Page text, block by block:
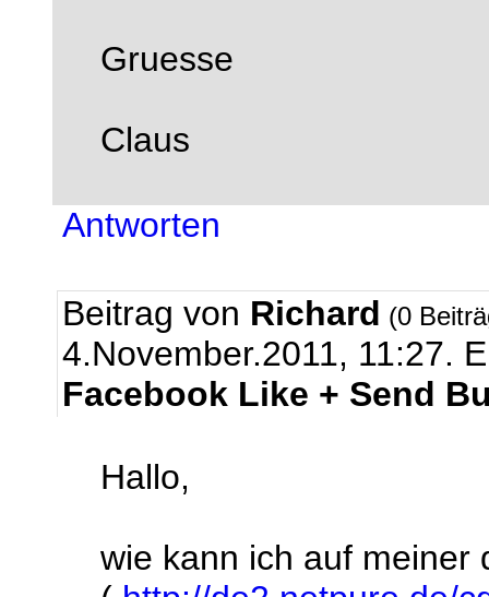
Gruesse
Claus
Antworten
Beitrag von Richard (0
4.November.2011, 11:27.
Facebook Like + Send
Hallo,
wie kann ich auf meiner